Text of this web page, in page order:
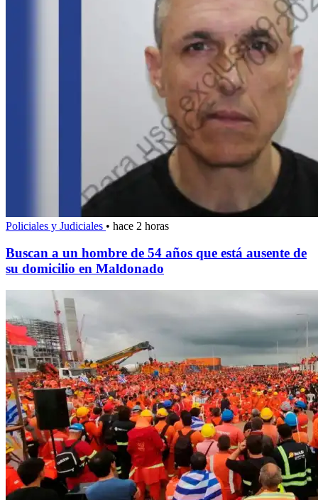
Policiales y Judiciales • hace 2 horas
Buscan a un hombre de 54 años que está ausente de
su domicilio en Maldonado